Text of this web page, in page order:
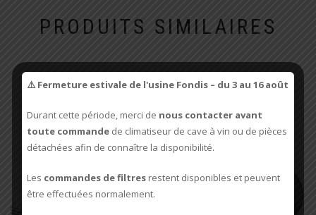
PRODUITS SIMILAIRES
⚠️ Fermeture estivale de l'usine Fondis – du 3 au 16 août
Durant cette période, merci de nous contacter avant
toute commande de climatiseur de cave à vin ou de pièces
détachées afin de connaître la disponibilité.
Les commandes de filtres restent disponibles et peuvent
être effectuées normalement.